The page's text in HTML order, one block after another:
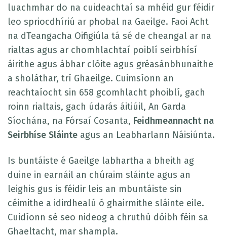
luachmhar do na cuideachtaí sa mhéid gur féidir
leo spriocdhíriú ar phobal na Gaeilge. Faoi Acht
na dTeangacha Oifigiúla tá sé de cheangal ar na
rialtas agus ar chomhlachtaí poiblí seirbhísí
áirithe agus ábhar clóite agus gréasánbhunaithe
a sholáthar, trí Ghaeilge. Cuimsíonn an
reachtaíocht sin 658 gcomhlacht phoiblí, gach
roinn rialtais, gach údarás áitiúil, An Garda
Síochána, na Fórsaí Cosanta, Feidhmeannacht na
Seirbhíse Sláinte agus an Leabharlann Náisiúnta.
Is buntáiste é Gaeilge labhartha a bheith ag
duine in earnáil an chúraim sláinte agus an
leighis gus is féidir leis an mbuntáiste sin
céimithe a idirdhealú ó ghairmithe sláinte eile.
Cuidíonn sé seo nideog a chruthú dóibh féin sa
Ghaeltacht, mar shampla.